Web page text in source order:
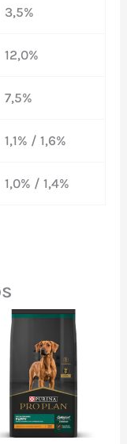
3,5%
12,0%
7,5%
1,1% / 1,6%
1,0% / 1,4%